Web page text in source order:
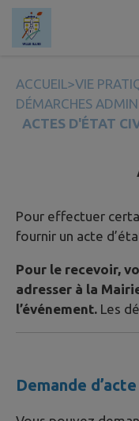
Contenu
ACCUEIL >VIE
DÉMARCHES
ACTES D'ÉTAT
Pour effectuer
fournir un acte
Pour le recevoir,
adresser à la
l’événement. Les
Demande